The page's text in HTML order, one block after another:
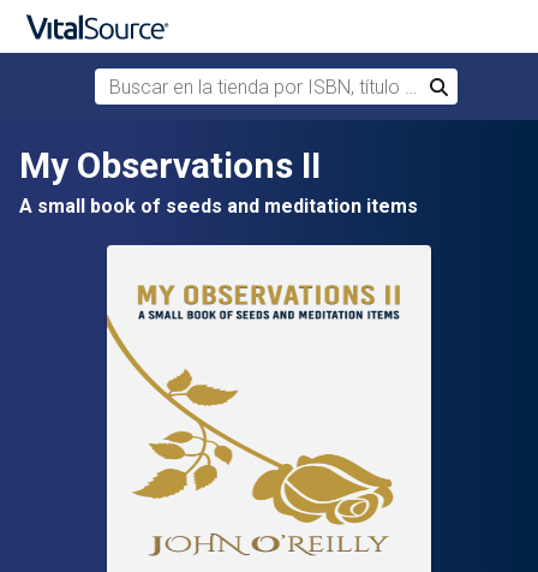
Saltar al contenido principal
Buscar en la tienda por ISBN, título o autor
Buscar
My Observations II
A small book of seeds and meditation items